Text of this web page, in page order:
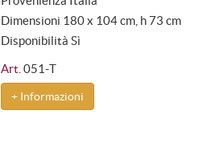
Dimensioni 180 x 104 cm, h 73 cm
Disponibilità Sì
Art. 051-T
+ Informazioni